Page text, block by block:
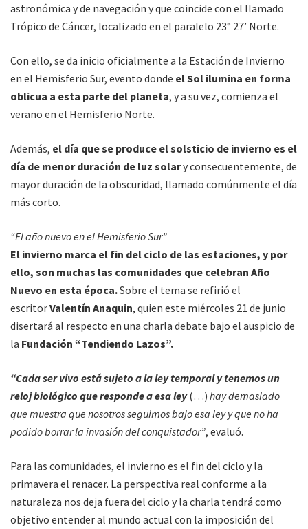
astronómica y de navegación y que coincide con el llamado
Trópico de Cáncer, localizado en el paralelo 23° 27’ Norte.
Con ello, se da inicio oficialmente a la Estación de Invierno
en el Hemisferio Sur, evento donde el Sol ilumina en forma
oblicua a esta parte del planeta, y a su vez, comienza el
verano en el Hemisferio Norte.
Además, el día que se produce el solsticio de invierno es el
día de menor duración de luz solary consecuentemente, de
mayor duración de la obscuridad, llamado comúnmente el día
más corto.
“El año nuevo en el Hemisferio Sur”
El invierno marca el fin del ciclo de las estaciones, y por
ello, son muchas las comunidades que celebran Año
Nuevo en esta época.Sobre el tema se refirió el
escritorValentín Anaquin, quien este miércoles 21 de junio
disertará al respecto en una charla debate bajo el auspicio de
la Fundación “Tendiendo Lazos”.
“Cada ser vivo está sujeto a la ley temporal y tenemos un
reloj biológico que responde a esa ley(…) hay demasiado
que muestra que nosotros seguimos bajo esa ley y que no ha
podido borrar la invasión del conquistador”, evaluó.
Para las comunidades, el invierno es el fin del ciclo y la
primavera el renacer. La perspectiva real conforme a la
naturaleza nos deja fuera del ciclo y la charla tendrá como
objetivo entender al mundo actual con la imposición del